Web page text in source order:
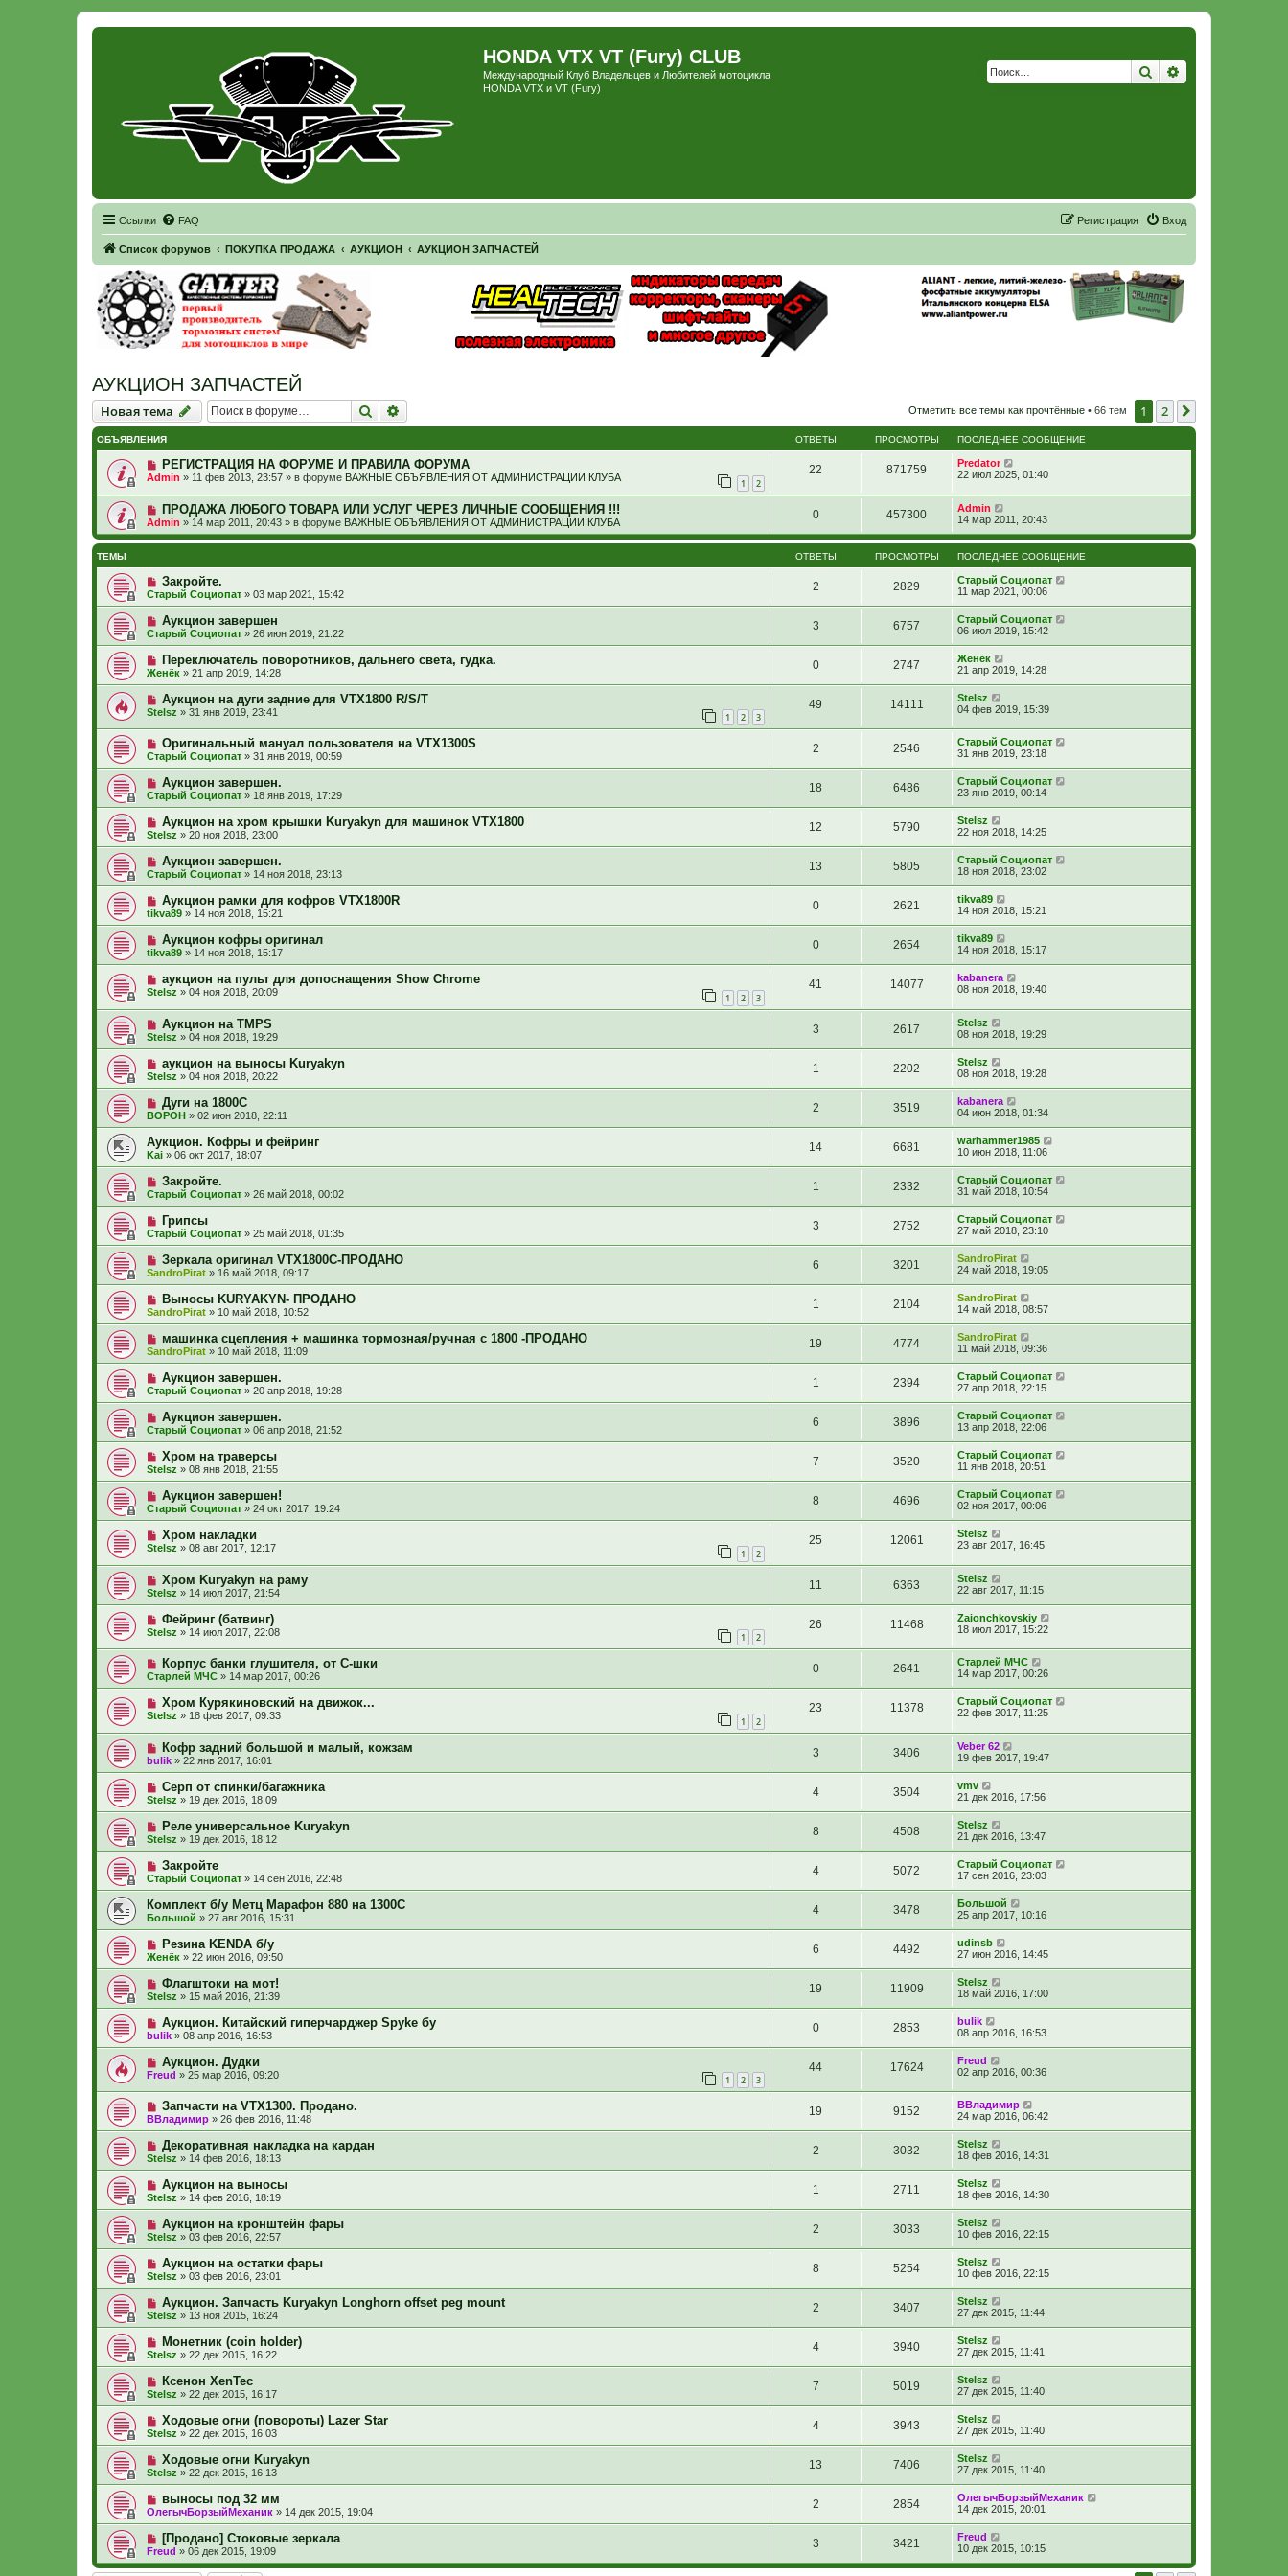
HONDA VTX VT (Fury) CLUB
Международный Клуб Владельцев и Любителей мотоцикла
HONDA VTX и VT (Fury)
Поиск
Ссылки FAQ Вход
Регистрация
Список форумов ПОКУПКА ПРОДАЖА АУКЦИОН АУКЦИОН ЗАПЧАСТЕЙ
АУКЦИОН ЗАПЧАСТЕЙ
Новая тема
Новаятема Поиск Отметить все темы как прочтённые • 66 тем 1 2
ОБЪЯВЛЕНИЯ ОТВЕТЫ ПРОСМОТРЫ ПОСЛЕДНЕЕ СООБЩЕНИЕ
РЕГИСТРАЦИЯ НА ФОРУМЕ И ПРАВИЛА ФОРУМА
Admin » 11 фев 2013, 23:57 » в форуме ВАЖНЫЕ ОБЪЯВЛЕНИЯ ОТ АДМИНИСТРАЦИИ КЛУБА 1 2
22 871759
Predator
22 июл 2025, 01:40
ПРОДАЖА ЛЮБОГО ТОВАРА ИЛИ УСЛУГ ЧЕРЕЗ ЛИЧНЫЕ СООБЩЕНИЯ !!!
Admin » 14 мар 2011, 20:43 » в форуме ВАЖНЫЕ ОБЪЯВЛЕНИЯ ОТ АДМИНИСТРАЦИИ КЛУБА
0 457300
Admin
14 мар 2011, 20:43
ТЕМЫ ОТВЕТЫ ПРОСМОТРЫ ПОСЛЕДНЕЕ СООБЩЕНИЕ
Закройте.
Старый Социопат » 03 мар 2021, 15:42
2 2829
Старый Социопат
11 мар 2021, 00:06
Аукцион завершен
Старый Социопат » 26 июн 2019, 21:22
3 6757
Старый Социопат
06 июл 2019, 15:42
Переключатель поворотников, дальнего света, гудка.
Женёк » 21 апр 2019, 14:28
0 2747
Женёк
21 апр 2019, 14:28
Аукцион на дуги задние для VTX1800 R/S/T
Stelsz » 31 янв 2019, 23:41 1 2 3
49 14111
Stelsz
04 фев 2019, 15:39
Оригинальный мануал пользователя на VTX1300S
Старый Социопат » 31 янв 2019, 00:59
2 2546
Старый Социопат
31 янв 2019, 23:18
Аукцион завершен.
Старый Социопат » 18 янв 2019, 17:29
18 6486
Старый Социопат
23 янв 2019, 00:14
Аукцион на хром крышки Kuryakyn для машинок VTX1800
Stelsz » 20 ноя 2018, 23:00
12 5790
Stelsz
22 ноя 2018, 14:25
Аукцион завершен.
Старый Социопат » 14 ноя 2018, 23:13
13 5805
Старый Социопат
18 ноя 2018, 23:02
Аукцион рамки для кофров VTX1800R
tikva89 » 14 ноя 2018, 15:21
0 2621
tikva89
14 ноя 2018, 15:21
Аукцион кофры оригинал
tikva89 » 14 ноя 2018, 15:17
0 2654
tikva89
14 ноя 2018, 15:17
аукцион на пульт для допоснащения Show Chrome
Stelsz » 04 ноя 2018, 20:09 1 2 3
41 14077
kabanera
08 ноя 2018, 19:40
Аукцион на TMPS
Stelsz » 04 ноя 2018, 19:29
3 2617
Stelsz
08 ноя 2018, 19:29
аукцион на выносы Kuryakyn
Stelsz » 04 ноя 2018, 20:22
1 2202
Stelsz
08 ноя 2018, 19:28
Дуги на 1800С
ВОРОН » 02 июн 2018, 22:11
2 3519
kabanera
04 июн 2018, 01:34
Аукцион. Кофры и фейринг
Kai » 06 окт 2017, 18:07
14 6681
warhammer1985
10 июн 2018, 11:06
Закройте.
Старый Социопат » 26 май 2018, 00:02
1 2332
Старый Социопат
31 май 2018, 10:54
Грипсы
Старый Социопат » 25 май 2018, 01:35
3 2752
Старый Социопат
27 май 2018, 23:10
Зеркала оригинал VTX1800C-ПРОДАНО
SandroPirat » 16 май 2018, 09:17
6 3201
SandroPirat
24 май 2018, 19:05
Выносы KURYAKYN- ПРОДАНО
SandroPirat » 10 май 2018, 10:52
1 2104
SandroPirat
14 май 2018, 08:57
машинка сцепления + машинка тормозная/ручная с 1800 -ПРОДАНО
SandroPirat » 10 май 2018, 11:09
19 4774
SandroPirat
11 май 2018, 09:36
Аукцион завершен.
Старый Социопат » 20 апр 2018, 19:28
1 2394
Старый Социопат
27 апр 2018, 22:15
Аукцион завершен.
Старый Социопат » 06 апр 2018, 21:52
6 3896
Старый Социопат
13 апр 2018, 22:06
Хром на траверсы
Stelsz » 08 янв 2018, 21:55
7 3520
Старый Социопат
11 янв 2018, 20:51
Аукцион завершен!
Старый Социопат » 24 окт 2017, 19:24
8 4696
Старый Социопат
02 ноя 2017, 00:06
Хром накладки
Stelsz » 08 авг 2017, 12:17 1 2
25 12061
Stelsz
23 авг 2017, 16:45
Хром Kuryakyn на раму
Stelsz » 14 июл 2017, 21:54
11 6363
Stelsz
22 авг 2017, 11:15
Фейринг (батвинг)
Stelsz » 14 июл 2017, 22:08 1 2
26 11468
Zaionchkovskiy
18 июл 2017, 15:22
Корпус банки глушителя, от С-шки
Старлей МЧС » 14 мар 2017, 00:26
0 2641
Старлей МЧС
14 мар 2017, 00:26
Хром Курякиновский на движок...
Stelsz » 18 фев 2017, 09:33 1 2
23 11378
Старый Социопат
22 фев 2017, 11:25
Кофр задний большой и малый, кожзам
bulik » 22 янв 2017, 16:01
3 3406
Veber 62
19 фев 2017, 19:47
Серп от спинки/багажника
Stelsz » 19 дек 2016, 18:09
4 3504
vmv
21 дек 2016, 17:56
Реле универсальное Kuryakyn
Stelsz » 19 дек 2016, 18:12
8 4508
Stelsz
21 дек 2016, 13:47
Закройте
Старый Социопат » 14 сен 2016, 22:48
4 5072
Старый Социопат
17 сен 2016, 23:03
Комплект б/у Метц Марафон 880 на 1300С
Большой » 27 авг 2016, 15:31
4 3478
Большой
25 апр 2017, 10:16
Резина KENDA б/у
Женёк » 22 июн 2016, 09:50
6 4492
udinsb
27 июн 2016, 14:45
Флагштоки на мот!
Stelsz » 15 май 2016, 21:39
19 11909
Stelsz
18 май 2016, 17:00
Аукцион. Китайский гиперчарджер Spyke бу
bulik » 08 апр 2016, 16:53
0 2853
bulik
08 апр 2016, 16:53
Аукцион. Дудки
Freud » 25 мар 2016, 09:20 1 2 3
44 17624
Freud
02 апр 2016, 00:36
Запчасти на VTX1300. Продано.
ВВладимир » 26 фев 2016, 11:48
19 9152
ВВладимир
24 мар 2016, 06:42
Декоративная накладка на кардан
Stelsz » 14 фев 2016, 18:13
2 3032
Stelsz
18 фев 2016, 14:31
Аукцион на выносы
Stelsz » 14 фев 2016, 18:19
1 2711
Stelsz
18 фев 2016, 14:30
Аукцион на кронштейн фары
Stelsz » 03 фев 2016, 22:57
2 3033
Stelsz
10 фев 2016, 22:15
Аукцион на остатки фары
Stelsz » 03 фев 2016, 23:01
8 5254
Stelsz
10 фев 2016, 22:15
Аукцион. Запчасть Kuryakyn Longhorn offset peg mount
Stelsz » 13 ноя 2015, 16:24
2 3407
Stelsz
27 дек 2015, 11:44
Монетник (coin holder)
Stelsz » 22 дек 2015, 16:22
4 3940
Stelsz
27 дек 2015, 11:41
Ксенон XenTec
Stelsz » 22 дек 2015, 16:17
7 5019
Stelsz
27 дек 2015, 11:40
Ходовые огни (повороты) Lazer Star
Stelsz » 22 дек 2015, 16:03
4 3943
Stelsz
27 дек 2015, 11:40
Ходовые огни Kuryakyn
Stelsz » 22 дек 2015, 16:13
13 7406
Stelsz
27 дек 2015, 11:40
выносы под 32 мм
ОлегычБорзыйМеханик » 14 дек 2015, 19:04
2 2854
ОлегычБорзыйМеханик
14 дек 2015, 20:01
[Продано] Стоковые зеркала
Freud » 06 дек 2015, 19:09
3 3421
Freud
10 дек 2015, 10:15